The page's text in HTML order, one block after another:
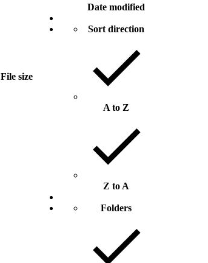
File size
Date modified
Sort direction
A to Z
Z to A
Folders